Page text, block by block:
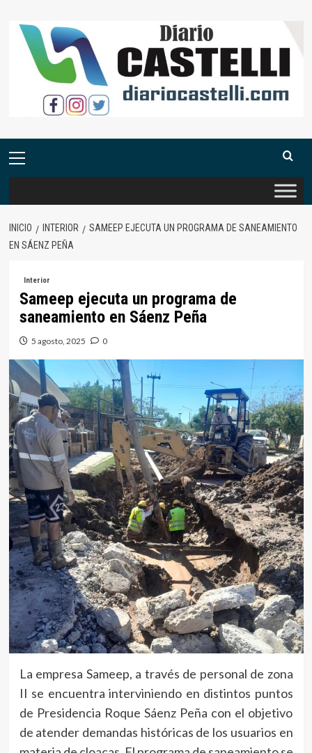
contenido
Menú
INICIO INTERIOR
SAMEEP EJECUTA UN PROGRAMA DE SANEAMIENTO
EN SÁENZ PEÑA
Interior
Sameep ejecuta un programa de
saneamiento en Sáenz Peña
5 agosto, 2025 0
La empresa Sameep, a través de personal de zona
II se encuentra interviniendo en distintos puntos
de Presidencia Roque Sáenz Peña con el objetivo
de atender demandas históricas de los usuarios en